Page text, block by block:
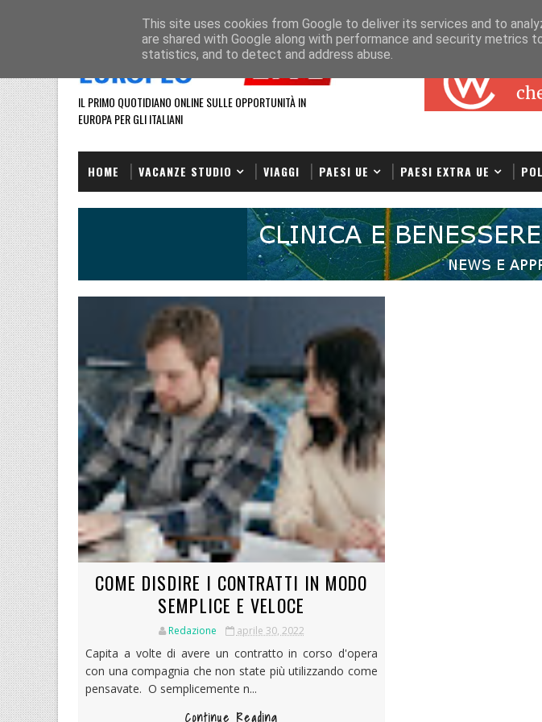
REDAZIONE
IL PRIMO QUOTIDIANO ONLINE SULLE OPPORTUNITÀ IN
EUROPA PER GLI ITALIANI
HOME VACANZE STUDIO VIAGGI PAESI UE PAESI EXTRA UE
COME DISDIRE I CONTRATTI IN MODO
SEMPLICE E VELOCE
Redazione aprile 30, 2022
Capita a volte di avere un contratto in corso d'opera
con una compagnia che non state più utilizzando come
pensavate. O semplicemente n...
Continue Reading
This site uses cookies from Google to deliver its services and to
are shared with Google along with performance and security metrics
statistics, and to detect and address abuse.